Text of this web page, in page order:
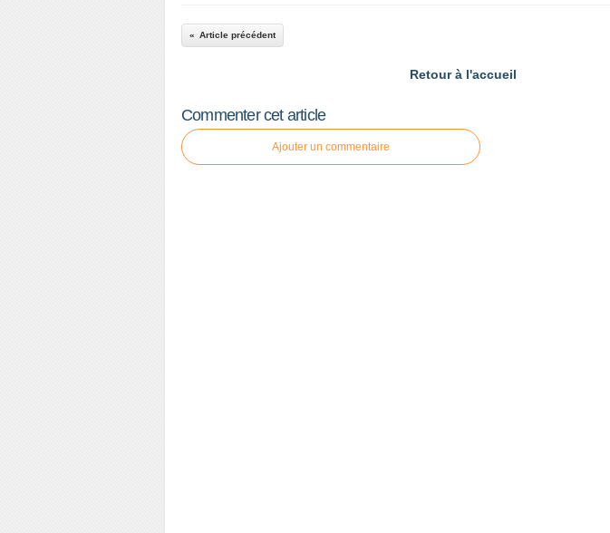
Article précédent
Retour à l'accueil
Commenter cet article
Ajouter un commentaire